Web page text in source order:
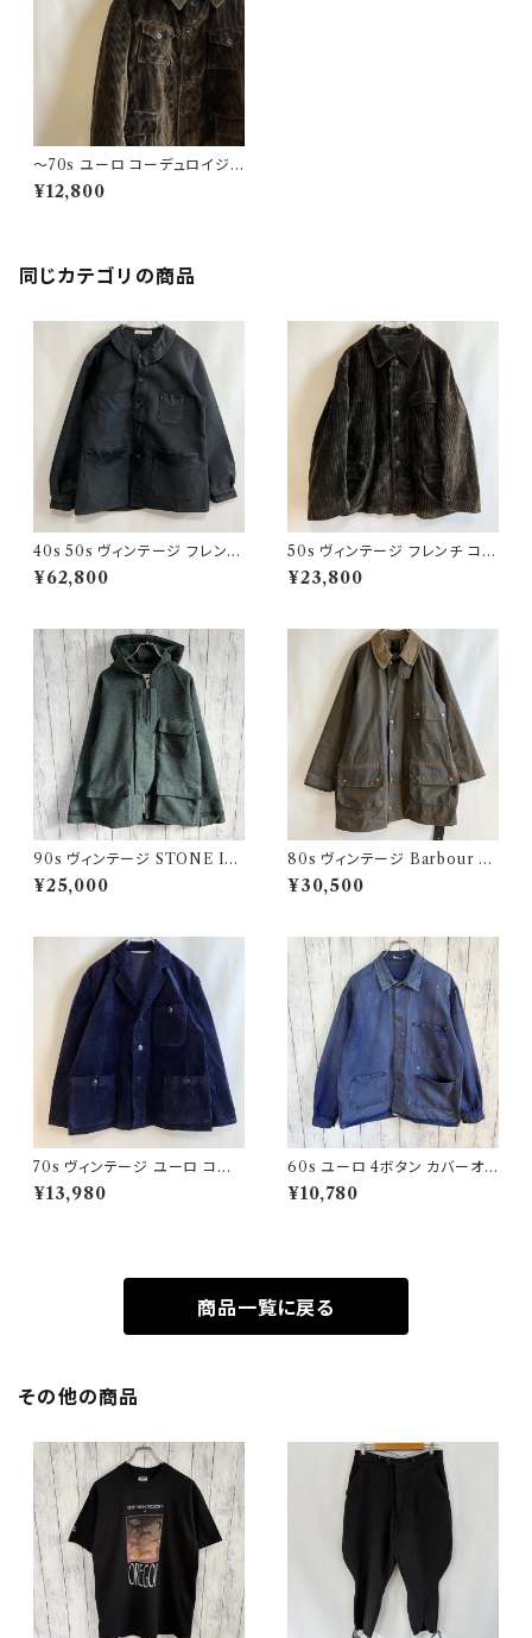
〜70s ユーロ コーデュロイジャ
ケット ゲームキーパージャケット
ビンテージ
¥12,800
同じカテゴリの商品
40s 50s ヴィンテージ フレンチ
Vポケ ブラックモールスキンジャ
ケット カバーオール
¥62,800
50s ヴィンテージ フレンチ コー
デュロイジャケット ビンテージ
ファーマーズジャケット
¥23,800
90s ヴィンテージ STONE ISL
AND ウールジャケット ストーン
アイランド グリーンエッジ
¥25,000
80s ヴィンテージ Barbour 2
ワラント ソルウェイジッパー Sol
way Zipper オイルドジャケット
¥30,500
70s ヴィンテージ ユーロ コー
デュロイ セットアップ ビンテー
ジ
¥13,980
60s ユーロ 4ボタン カバーオ
ール ワークジャケット 月桂樹ボ
タン ヴィンテージ
¥10,780
商品一覧に戻る
その他の商品